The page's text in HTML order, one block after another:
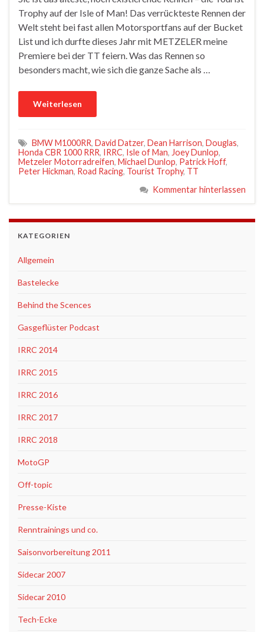
Trophy auf der Isle of Man! Das verrückteste Rennen der
Welt steht bei fast allen Motorsportfans auf der Bucket
List und ich durfte dieses Jahr mit METZELER meine
Premiere bei der TT feiern. Was das Rennen so
besonders macht, wie sich die ganze Sache als …
Weiterlesen
BMW M1000RR, David Datzer, Dean Harrison, Douglas,
Honda CBR 1000 RRR, IRRC, Isle of Man, Joey Dunlop,
Metzeler Motorradreifen, Michael Dunlop, Patrick Hoff,
Peter Hickman, Road Racing, Tourist Trophy, TT
Kommentar hinterlassen
KATEGORIEN
Allgemein
Bastelecke
Behind the Scences
Gasgeflüster Podcast
IRRC 2014
IRRC 2015
IRRC 2016
IRRC 2017
IRRC 2018
MotoGP
Off-topic
Presse-Kiste
Renntrainings und co.
Saisonvorbereitung 2011
Sidecar 2007
Sidecar 2010
Tech-Ecke